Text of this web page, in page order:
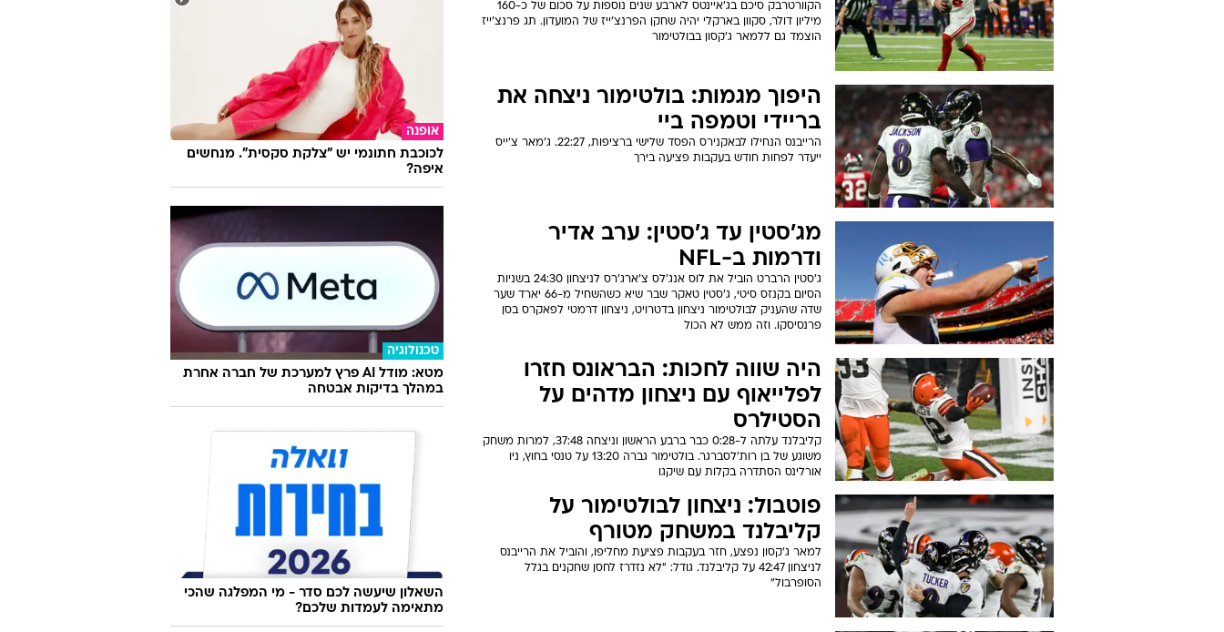
הקוורטרבק סיכם בג'איינטס לארבע שנים נוספות על סכום של כ-160
מיליון דולר, סקוון בארקלי יהיה שחקן הפרנצ'ייז של המועדון. תג פרנצ'ייז
הוצמד גם ללמאר ג'קסון בבולטימור
היפוך מגמות: בולטימור ניצחה את
בריידי וטמפה ביי
הרייבנס הנחילו לבאקנירס הפסד שלישי ברציפות, 22:27. ג'מאר צ'ייס
ייעדר לפחות חודש בעקבות פציעה בירך
מג'סטין עד ג'סטין: ערב אדיר
ודרמות ב-NFL
ג'סטין הרברט הוביל את לוס אנג'לס צ'ארג'רס לניצחון 24:30 בשניות
הסיום בקנזס סיטי, ג'סטין טאקר שבר שיא כשהשחיל מ-66 יארד שער
שדה שהעניק לבולטימור ניצחון בדטרויט, ניצחון דרמטי לפאקרס בסן
פרנסיסקו. וזה ממש לא הכול
היה שווה לחכות: הבראונס חזרו
לפלייאוף עם ניצחון מדהים על
הסטילרס
קליבלנד עלתה ל-0:28 כבר ברבע הראשון וניצחה 37:48, למרות משחק
משוגע של בן רות'לסברגר. בולטימור גברה 13:20 על טנסי בחוץ, ניו
אורלינס הסתדרה בקלות עם שיקגו
פוטבול: ניצחון לבולטימור על
קליבלנד במשחק מטורף
למאר ג'קסון נפצע, חזר בעקבות פציעת מחליפו, והוביל את הרייבנס
לניצחון 42:47 על קליבלנד. גודל: "לא נזדרז לחסן שחקנים בגלל
הסופרבול"
אופנה
לכוכבת חתונמי יש "צלקת סקסית". מנחשים
איפה?
טכנולוגיה
מטא: מודל AI פרץ למערכת של חברה אחרת
במהלך בדיקות אבטחה
השאלון שיעשה לכם סדר - מי המפלגה שהכי
מתאימה לעמדות שלכם?